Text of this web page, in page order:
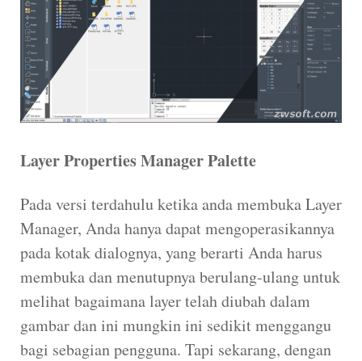
Layer Properties Manager Palette
Pada versi terdahulu ketika anda membuka Layer
Manager, Anda hanya dapat mengoperasikannya
pada kotak dialognya, yang berarti Anda harus
membuka dan menutupnya berulang-ulang untuk
melihat bagaimana layer telah diubah dalam
gambar dan ini mungkin ini sedikit menggangu
bagi sebagian pengguna. Tapi sekarang, dengan